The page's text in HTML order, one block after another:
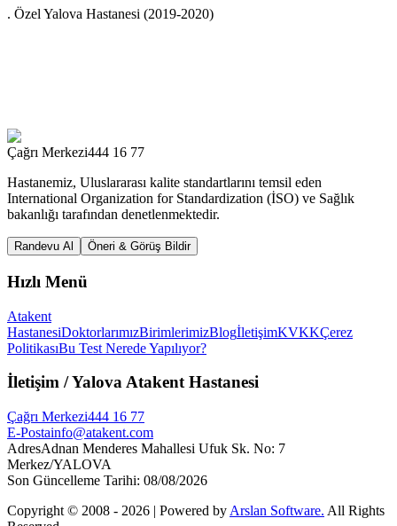
. Özel Yalova Hastanesi (2019-2020)
Çağrı Merkezi444 16 77
Hastanemiz, Uluslararası kalite standartlarını temsil eden
International Organization for Standardization (İSO) ve Sağlık
bakanlığı tarafından denetlenmektedir.
Randevu Al Öneri & Görüş Bildir
Hızlı Menü
Atakent
HastanesiDoktorlarımızBirimlerimizBlogİletişimKVKKÇerez
PolitikasıBu Test Nerede Yapılıyor?
İletişim / Yalova Atakent Hastanesi
Çağrı Merkezi444 16 77
E-Postainfo@atakent.com
AdresAdnan Menderes Mahallesi Ufuk Sk. No: 7
Merkez/YALOVA
Son Güncelleme Tarihi: 08/08/2026
Copyright © 2008 - 2026 | Powered by Arslan Software. All Rights